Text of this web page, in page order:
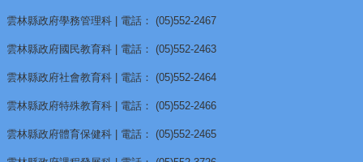
分
享
平
公
雲林縣政府學務管理科 | 電話： (05)552-2467
雲林縣政府國民教育科 | 電話： (05)552-2463
雲林縣政府社會教育科 | 電話： (05)552-2464
雲林縣政府特殊教育科 | 電話： (05)552-2466
雲林縣政府體育保健科 | 電話： (05)552-2465